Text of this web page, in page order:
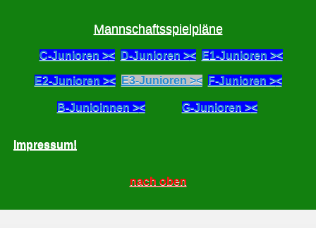
Mannschaftsspielpläne
C-Junioren >< D-Junioren >< E1-Junioren ><
E2-Junioren >< E3-Junioren >< F-Junioren ><
B-Junioinnen >< G-Junioren ><
Impressum!
nach oben